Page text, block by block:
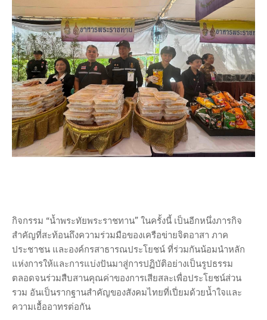
กิจกรรม “น้ำพระทัยพระราชทาน” ในครั้งนี้ เป็นอีกหนึ่งภารกิจ
สำคัญที่สะท้อนถึงความร่วมมือของเครือข่ายจิตอาสา ภาค
ประชาชน และองค์กรสาธารณประโยชน์ ที่ร่วมกันน้อมนำหลัก
แห่งการให้และการแบ่งปันมาสู่การปฏิบัติอย่างเป็นรูปธรรม
ตลอดจนร่วมสืบสานคุณค่าของการเสียสละเพื่อประโยชน์ส่วน
รวม อันเป็นรากฐานสำคัญของสังคมไทยที่เปี่ยมด้วยน้ำใจและ
ความเอื้ออาทรต่อกัน